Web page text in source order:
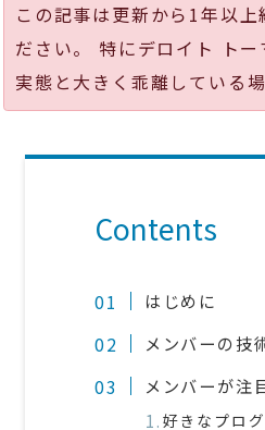
この記事は更新から1年以
ださい。 特にデロイト ト
実態と大きく乖離している
Contents
はじめに
メンバーの技
メンバーが注
好きなプロ